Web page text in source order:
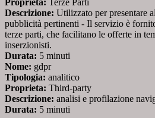
Proprieta: Terze Parti
Descrizione: Utilizzato per presentare
pubblicità pertinenti - Il servizio è
terze parti, che facilitano le offerte in
inserzionisti.
Durata: 5 minuti
Nome: gdpr
Tipologia: analitico
Proprieta: Third-party
Descrizione: analisi e profilazione
Durata: 5 minuti